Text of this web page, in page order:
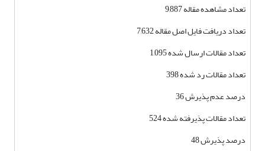
تعداد مشاهده مقاله 9,887
تعداد دریافت فایل اصل مقاله 7,632
تعداد مقالات ارسال شده 1,095
تعداد مقالات رد شده 398
درصد عدم پذیرش 36
تعداد مقالات پذیرفته شده 524
درصد پذیرش 48